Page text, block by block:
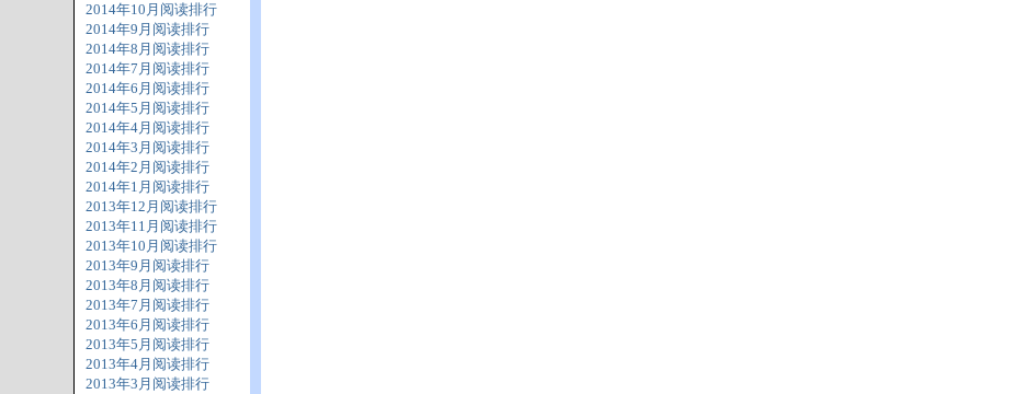
2014年10月阅读排行
2014年9月阅读排行
2014年8月阅读排行
2014年7月阅读排行
2014年6月阅读排行
2014年5月阅读排行
2014年4月阅读排行
2014年3月阅读排行
2014年2月阅读排行
2014年1月阅读排行
2013年12月阅读排行
2013年11月阅读排行
2013年10月阅读排行
2013年9月阅读排行
2013年8月阅读排行
2013年7月阅读排行
2013年6月阅读排行
2013年5月阅读排行
2013年4月阅读排行
2013年3月阅读排行